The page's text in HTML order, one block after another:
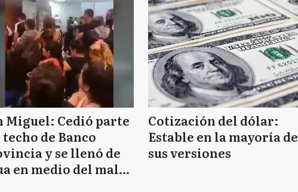
Miguel: Cedió parte
de Banco
y se llenó de
en medio del mal
Cotización del dólar:
Estable en la mayoría de
sus versiones